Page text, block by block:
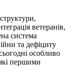
ветеранів,
система
та дефіциту
особливо
першими